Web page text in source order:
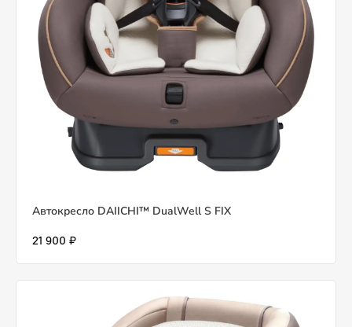
Автокресло DAIICHI™ DualWell S FIX
21 900 ₽